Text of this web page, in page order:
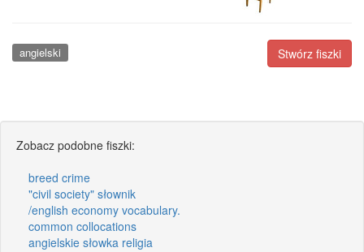
Stwórz fiszki
angielski
Zobacz podobne fiszki:
breed crime
"civil society" słownik
/english economy vocabulary.
common collocations
angielskie słowka religia